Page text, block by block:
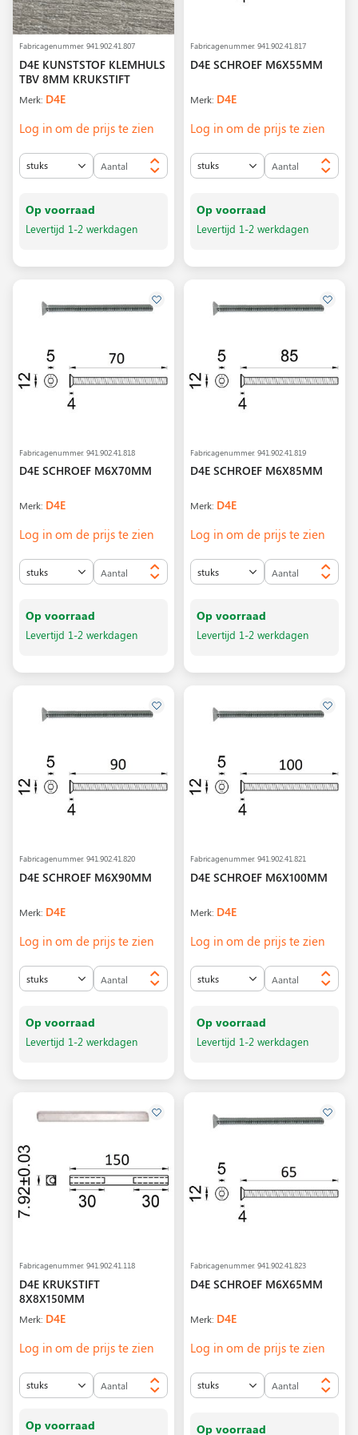
Fabricagenummer. 941.902.41.807
D4E KUNSTSTOF KLEMHULS
TBV 8MM KRUKSTIFT
Merk: D4E
Log in om de prijs te zien
Op voorraad
Levertijd 1-2 werkdagen
Fabricagenummer. 941.902.41.817
D4E SCHROEF M6X55MM
Merk: D4E
Log in om de prijs te zien
Op voorraad
Levertijd 1-2 werkdagen
Fabricagenummer. 941.902.41.818
D4E SCHROEF M6X70MM
Merk: D4E
Log in om de prijs te zien
Op voorraad
Levertijd 1-2 werkdagen
Fabricagenummer. 941.902.41.819
D4E SCHROEF M6X85MM
Merk: D4E
Log in om de prijs te zien
Op voorraad
Levertijd 1-2 werkdagen
Fabricagenummer. 941.902.41.820
D4E SCHROEF M6X90MM
Merk: D4E
Log in om de prijs te zien
Op voorraad
Levertijd 1-2 werkdagen
Fabricagenummer. 941.902.41.821
D4E SCHROEF M6X100MM
Merk: D4E
Log in om de prijs te zien
Op voorraad
Levertijd 1-2 werkdagen
Fabricagenummer. 941.902.41.118
D4E KRUKSTIFT
8X8X150MM
Merk: D4E
Log in om de prijs te zien
Op voorraad
Fabricagenummer. 941.902.41.823
D4E SCHROEF M6X65MM
Merk: D4E
Log in om de prijs te zien
Op voorraad